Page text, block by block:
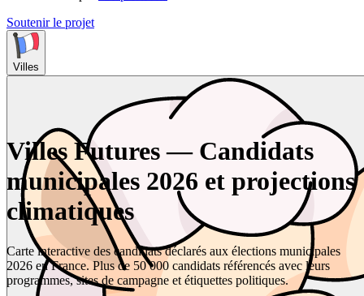
Soutenir le projet
Villes
Villes Futures — Candidats
municipales 2026 et projections
climatiques
Carte interactive des candidats déclarés aux élections municipales
2026 en France. Plus de 50 000 candidats référencés avec leurs
programmes, sites de campagne et étiquettes politiques.